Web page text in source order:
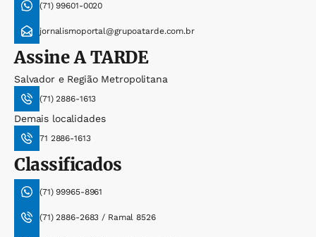
(71) 99601-0020
jornalismoportal@grupoatarde.com.br
AssineA TARDE
Salvador e Região Metropolitana
(71) 2886-1613
Demais localidades
71 2886-1613
Classificados
(71) 99965-8961
(71) 2886-2683 / Ramal 8526